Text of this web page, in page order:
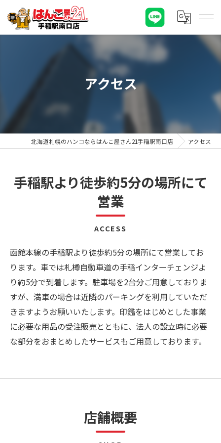
アクセス
北海道札幌のハンコならはんこ屋さん21手稲駅南口店 アクセス
手稲駅より徒歩約5分の場所にて
営業
ACCESS
函館本線の手稲駅より徒歩約5分の場所にて営業してお
ります。車では札樽自動車道の手稲インターチェンジよ
り約5分で到着します。駐車場を2台分ご用意しておりま
すが、満車の場合は近隣のパーキングを利用していただ
きますようお願いいたします。印鑑をはじめとした事業
に必要な用品の受注販売とともに、法人の設立時に必要
な部分をおまとめしたサービスもご用意しております。
店舗概要